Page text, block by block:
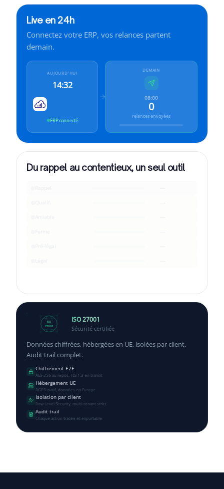
Cleavr pourFinance
Cleavr pourIndustrie
Live en 24h
Connectez votre ERP, vos relances partent
demain.
AUJOURD'HUI
14:32
ERP connecté
DEMAIN
08:00
0
relances envoyées
Du rappel au contentieux, un seul outil
ISO
27001
ISO 27001
Sécurité certifiée
Données chiffrées, hébergées en UE, isolées par client.
Audit trail complet.
Chiffrement E2E
AES-256 au repos, TLS 1.3 en transit
Hébergement UE
RGPD natif, données en Europe
Isolation par client
Row Level Security, multi-tenant strict
Audit trail
Chaque action tracée et exportable